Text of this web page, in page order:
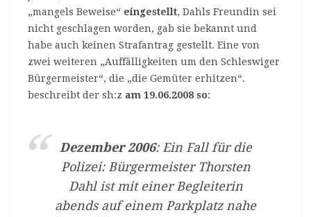
„mangels Beweise“ eingestellt, Dahls Freundin sei
nicht geschlagen worden, gab sie bekannt und
habe auch keinen Strafantrag gestellt. Eine von
zwei weiteren „Auffälligkeiten um den Schleswiger
Bürgermeister“, die „die Gemüter erhitzen“.
beschreibt der sh:z am 19.06.2008 so:
Dezember 2006: Ein Fall für die
Polizei: Bürgermeister Thorsten
Dahl ist mit einer Begleiterin
abends auf einem Parkplatz nahe